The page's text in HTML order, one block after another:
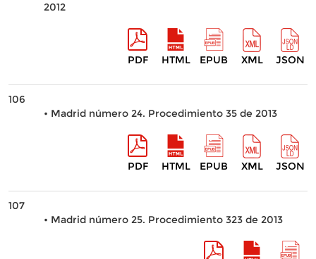
2012
PDF HTML EPUB XML JSON
106
• Madrid número 24. Procedimiento 35 de 2013
PDF HTML EPUB XML JSON
107
• Madrid número 25. Procedimiento 323 de 2013